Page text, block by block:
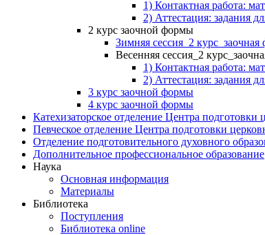
1) Контактная работа:
2) Аттестация: задания
2 курс заочной формы
Зимняя сессия_2 курс_заочная
Весенняя сессия_2
1) Контактная работа:
2) Аттестация: задания
3 курс заочной формы
4 курс заочной формы
Катехизаторское отделение Центра подготовки
Певческое отделение Центра подготовки
Отделение подготовительного духовного
Дополнительное профессиональное образование
Наука
Основная информация
Материалы
Библиотека
Поступления
Библиотека online